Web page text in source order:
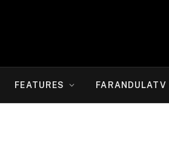
FEATURES FARANDULATV